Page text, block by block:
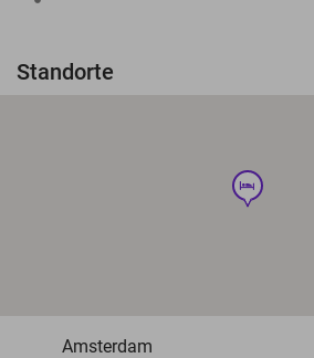
Standorte
hotel
Amsterdam